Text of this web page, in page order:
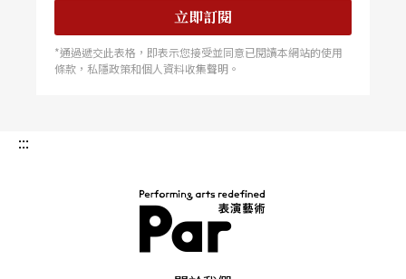
由於沒有中場休息，換言之這兩小時完全只有安德
生和將近一千個聽衆，兩者之間在大多數的時間卻
有著極佳的互動，空氣中只有安德生的音樂和故
地想，平常杜麗廳音樂會的咳嗽聲到哪裡去了！安
的速度和情緒放入故事中，在詼諧冷諷的生活小札
之後，她會接著說一個略爲低調、引人沉思的遭
遇，或是電小提琴天馬行空的獨奏，她的安排，讓
立即訂閱
*通過遞交此表格，即表示您接受並同意已閱讀本網站的使用
條款，私隱政策和個人資料收集聲明。
:::